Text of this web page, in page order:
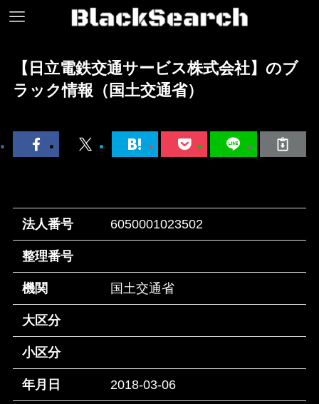
【日立電鉄交通サービス株式会社】のブ
ラック情報（国土交通省）
法人番号 6050001023502
整理番号
機関 国土交通省
大区分
小区分
年月日 2018-03-06